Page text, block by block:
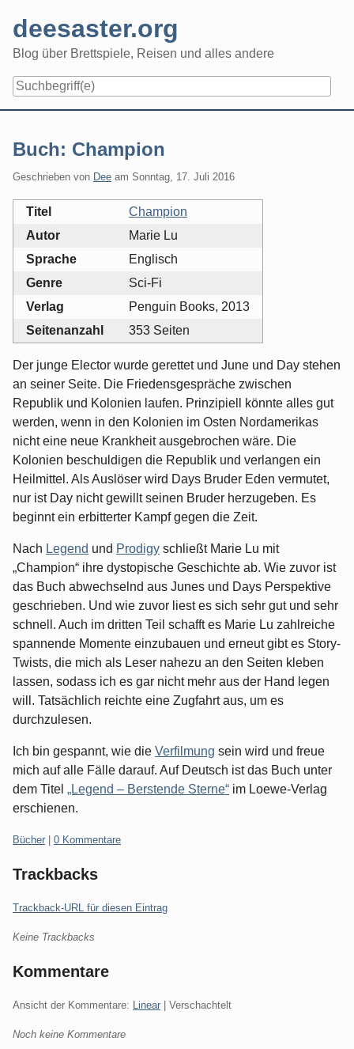
content
deesaster.org
Blog über Brettspiele, Reisen und alles andere
Buch: Champion
Geschrieben von Dee am Sonntag, 17. Juli 2016
Titel
Champion
Autor
Marie Lu
Sprache
Englisch
Genre
Sci-Fi
Verlag
Penguin Books, 2013
Seitenanzahl
353 Seiten
Der junge Elector wurde gerettet und June und Day stehen
an seiner Seite. Die Friedensgespräche zwischen
Republik und Kolonien laufen. Prinzipiell könnte alles gut
werden, wenn in den Kolonien im Osten Nordamerikas
nicht eine neue Krankheit ausgebrochen wäre. Die
Kolonien beschuldigen die Republik und verlangen ein
Heilmittel. Als Auslöser wird Days Bruder Eden vermutet,
nur ist Day nicht gewillt seinen Bruder herzugeben. Es
beginnt ein erbitterter Kampf gegen die Zeit.
Nach Legend und Prodigy schließt Marie Lu mit
„Champion“ ihre dystopische Geschichte ab. Wie zuvor ist
das Buch abwechselnd aus Junes und Days Perspektive
geschrieben. Und wie zuvor liest es sich sehr gut und sehr
schnell. Auch im dritten Teil schafft es Marie Lu zahlreiche
spannende Momente einzubauen und erneut gibt es Story-
Twists, die mich als Leser nahezu an den Seiten kleben
lassen, sodass ich es gar nicht mehr aus der Hand legen
will. Tatsächlich reichte eine Zugfahrt aus, um es
durchzulesen.
Ich bin gespannt, wie die Verfilmung sein wird und freue
mich auf alle Fälle darauf. Auf Deutsch ist das Buch unter
dem Titel „Legend – Berstende Sterne“ im Loewe-Verlag
erschienen.
Kategorien:
Bücher 0 Kommentare
Trackbacks
Trackback-URL für diesen Eintrag
Keine Trackbacks
Kommentare
Ansicht der Kommentare: Linear | Verschachtelt
Noch keine Kommentare